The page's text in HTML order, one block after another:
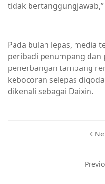
tidak bertanggungjawab,”
Pada bulan lepas, media
peribadi penumpang dan
penerbangan tambang
kebocoran selepas
dikenali sebagai Daixin.